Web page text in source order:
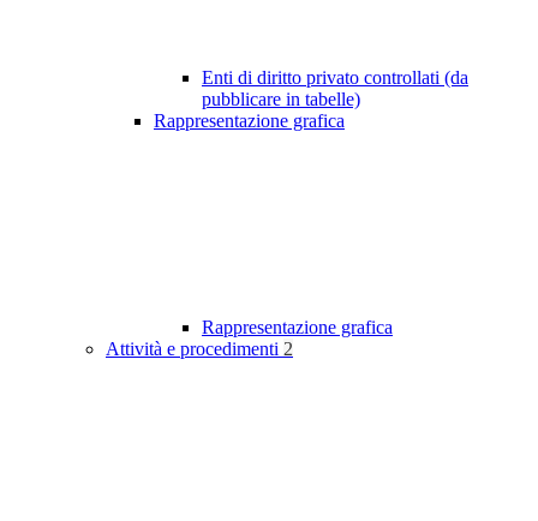
Enti di diritto privato controllati (da
pubblicare in tabelle)
Rappresentazione grafica
Rappresentazione grafica
Attività e procedimenti 2